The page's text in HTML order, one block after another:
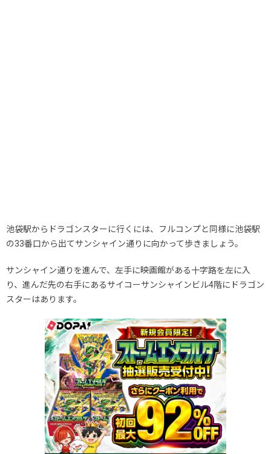
池袋駅からドラゴンスターに行くには、フルコンプと同様に池袋駅
の33番口から出てサンシャイン通りに向かって歩きましょう。
サンシャイン通りを進んで、左手に映画館がある十字路を左に入
り、進んだ先の右手にあるサイコーサンシャインビル4階にドラゴン
スターはあります。